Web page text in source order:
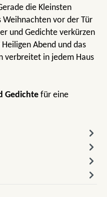
die Kleinsten
vor der Tür
und Gedichte verkürzen
Abend und das
verbreitet in jedem Haus
Gedichte für eine